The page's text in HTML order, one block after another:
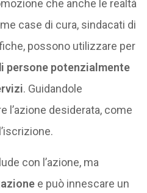
che anche le realtà
case di cura, sindacati di
possono utilizzare per
persone potenzialmente
. Guidandole
l’azione desiderata, come
con l’azione, ma
e può innescare un